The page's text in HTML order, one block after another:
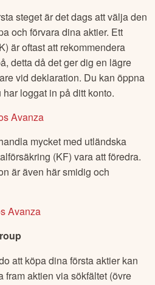
steget är det dags att välja den
och förvara dina aktier. Ett
är oftast att rekommendera
detta då det ger dig en lägre
vid deklaration. Du kan öppna
loggat in på ditt konto.
Avanza
mycket med utländska
(KF) vara att föredra.
är även här smidig och
Avanza
att köpa dina första aktier kan
fram aktien via sökfältet (övre